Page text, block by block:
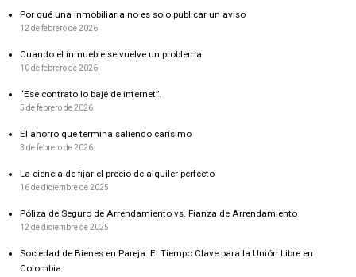
Por qué una inmobiliaria no es solo publicar un aviso
12 de febrero de 2026
Cuando el inmueble se vuelve un problema
10 de febrero de 2026
“Ese contrato lo bajé de internet”.
5 de febrero de 2026
El ahorro que termina saliendo carísimo
3 de febrero de 2026
La ciencia de fijar el precio de alquiler perfecto
16 de diciembre de 2025
Póliza de Seguro de Arrendamiento vs. Fianza de Arrendamiento
12 de diciembre de 2025
Sociedad de Bienes en Pareja: El Tiempo Clave para la Unión Libre en
Colombia